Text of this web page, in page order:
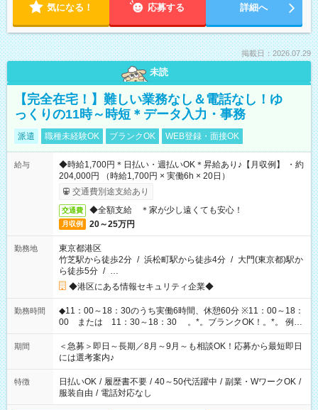
気になる！ 応募する 詳細へ
掲載日：2026.07.29
未読
【完全在宅！】難しい業務なし＆電話なし！ゆ
っくりの11時～時短＊データ入力・事務
派遣 職種未経験OK ブランクOK WEB登録・面接OK
給与
◆時給1,700円＊日払い・週払いOK＊昇給あり♪【月収例】 ・約
204,000円 （時給1,700円 × 実働6h × 20日）
交通費別途支給あり
交通費 ◆全額支給 ＊家が少し遠くても安心！
月収例 20～25万円
勤務地
東京都港区
竹芝駅から徒歩2分 / 浜松町駅から徒歩4分 / 大門(東京都)駅か
ら徒歩5分 / …
◆港区にある情報セキュリティ企業◆
勤務時間
◆11：00～18：30のうち実働6時間、休憩60分 ※11：00～18：
00 または 11：30～18：30 。*。ブランクOK！。*。 例え
ば前職が、 在宅/財団法人/事務/コールセンター/受付/販売/カフェ
スタッフ スイーツ販売/ホテルフロント/化粧品販売/など 様々な
業界から入社して活躍されています♪
期間
＜急募＞即日～長期／8月～9月～も相談OK！応募から最短即日
には選考案内♪
特徴 日払いOK / 履歴書不要 / 40～50代活躍中 / 副業・WワークOK /
服装自由 / 電話対応なし